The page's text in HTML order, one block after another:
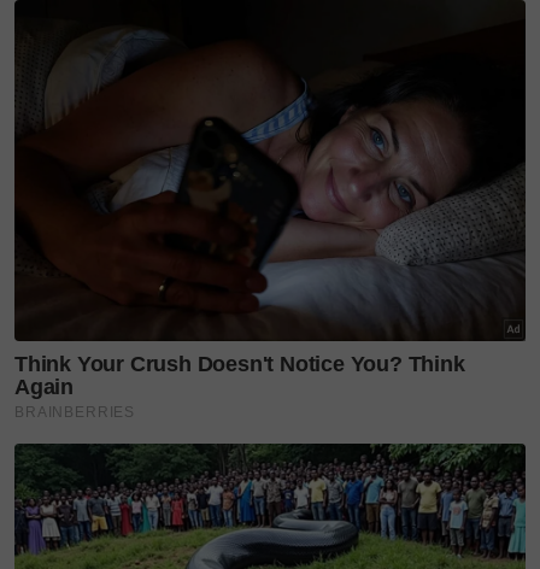
Malaysia Airlines (MAS) sedang kritikal melawan
kanser usus tahap empat dan telah dibawa pulang ke
kampung halaman di Perak.
Pergi pada usia 42 tahun, Hafeez banyak berkongsi
konten berkaitan kerjaya pramugara dan
pengalaman mengendalikan penumpang serta
jemaah haji sepanjang penerbangan.
‘Hanya insan terpilih...’ Pernah tular santuni
jemaah haji, pramugara Hafeez Al Bukhary Kini
kritikal lawan kanser usus
Perwatakannya yang mesra dan sentiasa mengukir
senyuman ketika bertugas menjadikan Allahyarham
antara personaliti media sosial disenangi
pengikutnya.